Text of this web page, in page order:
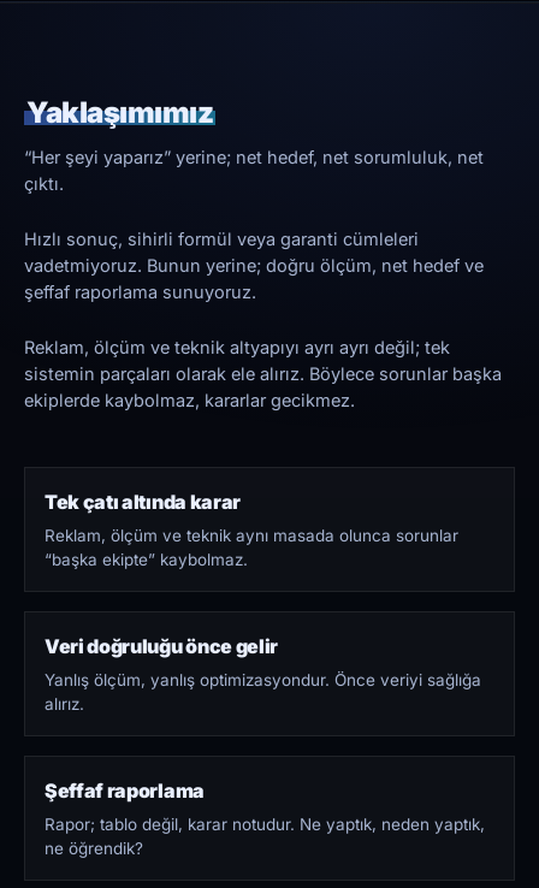
Yaklaşımımız
“Her şeyi yaparız” yerine; net hedef, net sorumluluk, net
çıktı.
Hızlı sonuç, sihirli formül veya garanti cümleleri
vadetmiyoruz. Bunun yerine; doğru ölçüm, net hedef ve
şeffaf raporlama sunuyoruz.
Reklam, ölçüm ve teknik altyapıyı ayrı ayrı değil; tek
sistemin parçaları olarak ele alırız. Böylece sorunlar başka
ekiplerde kaybolmaz, kararlar gecikmez.
Tek çatı altında karar
Reklam, ölçüm ve teknik aynı masada olunca sorunlar
“başka ekipte” kaybolmaz.
Veri doğruluğu önce gelir
Yanlış ölçüm, yanlış optimizasyondur. Önce veriyi sağlığa
alırız.
Şeffaf raporlama
Rapor; tablo değil, karar notudur. Ne yaptık, neden yaptık,
ne öğrendik?